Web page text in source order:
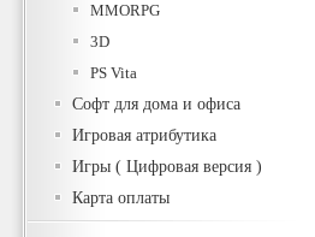
MMORPG
3D
PS Vita
Софт для дома и офиса
Игровая атрибутика
Игры ( Цифровая версия )
Карта оплаты